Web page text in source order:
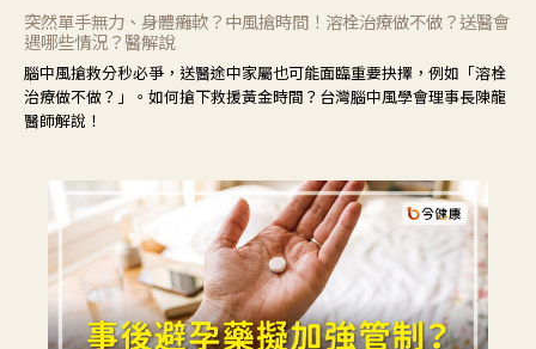
突然單手無力、身體癱軟？中風搶時間！溶栓治療做不做？送醫會
遇哪些情況？醫解說
腦中風搶救分秒必爭，送醫途中家屬也可能面臨重要抉擇，例如「溶栓
治療做不做？」。如何搶下救援黃金時間？台灣腦中風學會理事長陳龍
醫師解說！